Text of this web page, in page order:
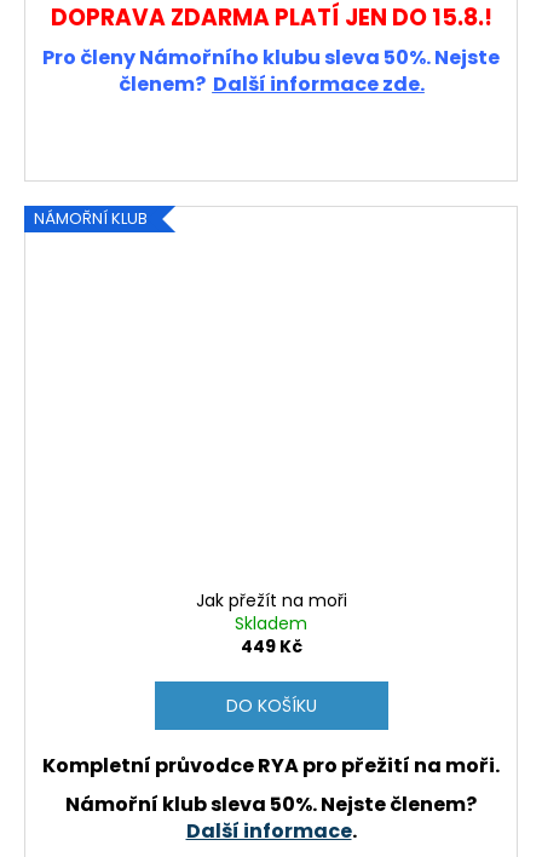
DOPRAVA ZDARMA PLATÍ JEN DO 15.8.!
Pro členy Námořního klubu sleva 50%. Nejste
členem? Další informace zde.
NÁMOŘNÍ KLUB
Jak přežít na moři
Skladem
449 Kč
DO KOŠÍKU
Kompletní průvodce RYA pro přežití na moři.
Námořní klub sleva 50%. Nejste členem?
Další informace.